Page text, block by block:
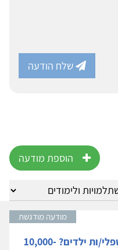
שלח הודעה
הוספת מודעה
מודעה מודגשת
בעלי תואר שני טיפולי ונסיון כמטפלי/ות ילדים? 10,000-